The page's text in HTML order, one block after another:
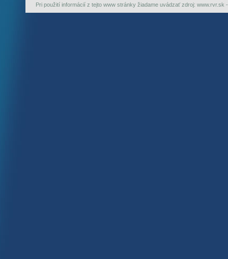
Pri použití informácií z tejto www stránky žiadame uvádzať zdroj: www.rvr.sk